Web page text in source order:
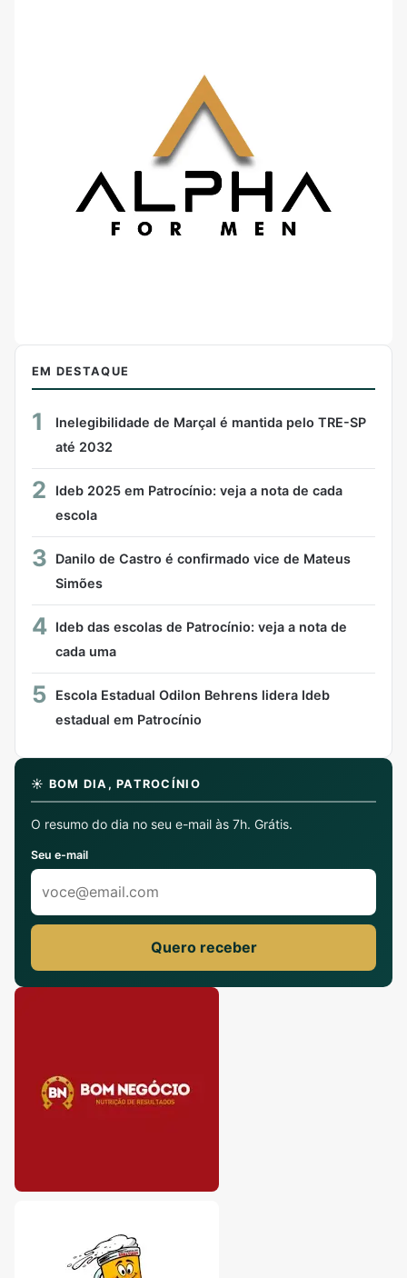
EM DESTAQUE
1
Inelegibilidade de Marçal é mantida pelo TRE-SP
até 2032
2
Ideb 2025 em Patrocínio: veja a nota de cada
escola
3
Danilo de Castro é confirmado vice de Mateus
Simões
4 Ideb das escolas de Patrocínio: veja a nota de
cada uma
5
Escola Estadual Odilon Behrens lidera Ideb
estadual em Patrocínio
☀️ BOM DIA, PATROCÍNIO
O resumo do dia no seu e-mail às 7h. Grátis.
Seu e-mail
Quero receber